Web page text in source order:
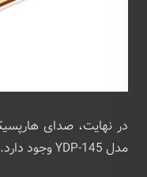
در نهایت، صدای
مدل YDP-145 وجود دارد.